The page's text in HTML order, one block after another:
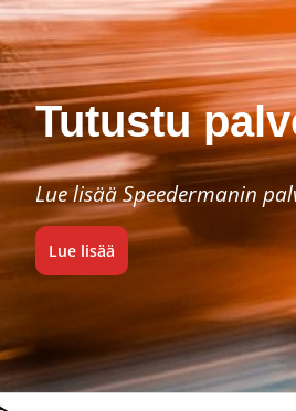
Tutustu
Lue lisää Speedermanin
Lue lisää